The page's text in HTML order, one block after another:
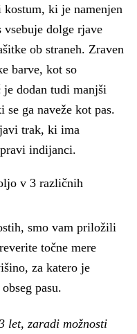
ki je namenjen
dolge rjave
ob straneh. Zraven
barve, kot so
dodan tudi manjši
ga naveže kot pas.
trak, ki ima
indijanci.
v 3 različnih
smo vam priložili
točne mere
za katero je
pasu.
let, zaradi možnosti